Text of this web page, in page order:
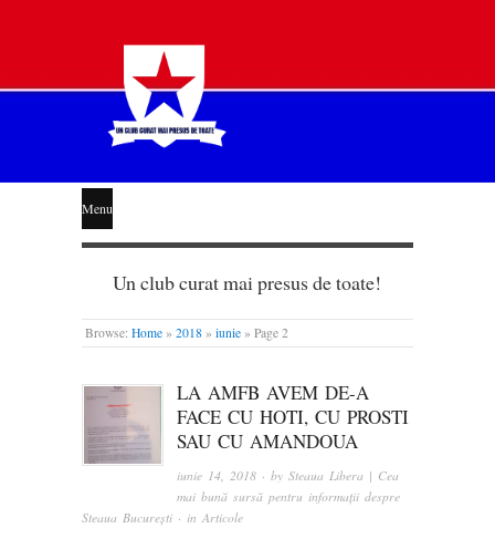
STEAUA
LIBERĂ
Menu
Un club curat mai presus de toate!
Browse: Home » 2018 » iunie » Page 2
LA AMFB AVEM DE-A
FACE CU HOTI, CU PROSTI
SAU CU AMANDOUA
iunie 14, 2018 · bySteaua Libera | Cea
mai bună sursă pentru informații despre
Steaua București · in Articole